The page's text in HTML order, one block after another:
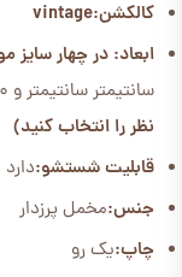
کالکشن:vintage
ابعاد: در چهار
سانتیمتر سانتیمتر و 100*300 سانتیمتر و 150 در 300
نظر را انتخاب کنید)
قابلیت شستشو:دارد
جنس:مخمل پرزدار
چاپ:یک رو